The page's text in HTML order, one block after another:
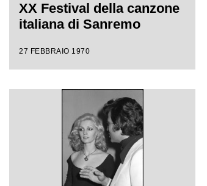
XX Festival della canzone
italiana di Sanremo
27 FEBBRAIO 1970